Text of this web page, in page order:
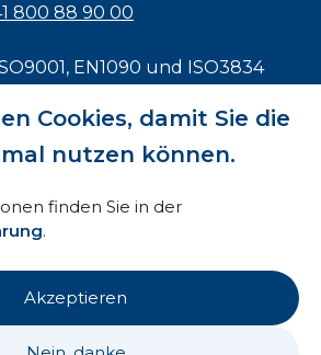
Cookies, damit Sie die
nutzen können.
finden Sie in der
.
Akzeptieren
800 88 90 00
, EN1090 und ISO3834